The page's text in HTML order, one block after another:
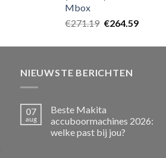
Mbox
€271.19 Oorspronkelijke
was:
€264.59Huidige
is:
NIEUWSTE BERICHTEN
07
aug
Beste Makita
accuboormachines 2026:
welke past bij jou?